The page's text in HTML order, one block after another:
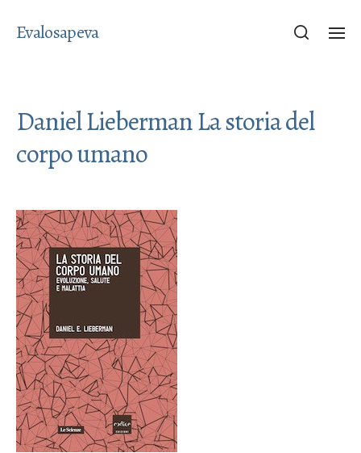
Evalosapeva
Daniel Lieberman La storia del
corpo umano